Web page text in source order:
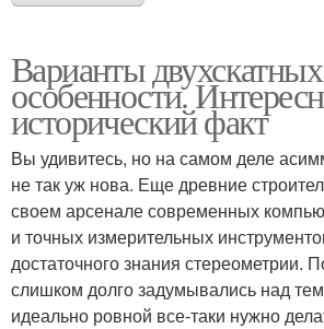
Варианты
особенности.
исторический факт
Вы удивитесь, но на самом деле
не так уж нова. Еще древние
своем арсенале современных
и точных измерительных
достаточного знания стереометрии.
слишком долго задумывались над
идеально ровной все-таки нужно